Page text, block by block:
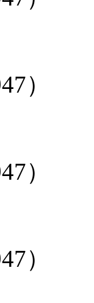
）
）
）